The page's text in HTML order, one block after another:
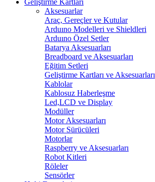
Geliştirme Kartları
Aksesuarlar
Araç, Gereçler ve Kutular
Arduıno Modelleri ve Shieldleri
Arduıno Özel Setler
Batarya Aksesuarları
Breadboard ve Aksesuarları
Eğitim Setleri
Geliştirme Kartları ve Aksesuarları
Kablolar
Kablosuz Haberleşme
Led,LCD ve Display
Modüller
Motor Aksesuarları
Motor Sürücüleri
Motorlar
Raspberry ve Aksesuarları
Robot Kitleri
Röleler
Sensörler